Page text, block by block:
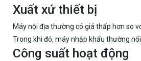
Xuất xứ thiết bị
Máy nội địa thường có giá thấp hơn so
Trong khi đó, máy nhập khẩu thường
Công suất hoạt động